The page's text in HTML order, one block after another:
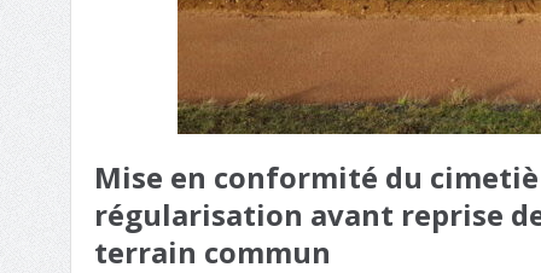
Mise en conformité du
régularisation avant reprise
terrain commun